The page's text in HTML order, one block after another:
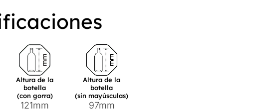
Altura de la
botella
(con gorra)
121mm
Altura de la
botella
(sin mayúsculas)
97mm